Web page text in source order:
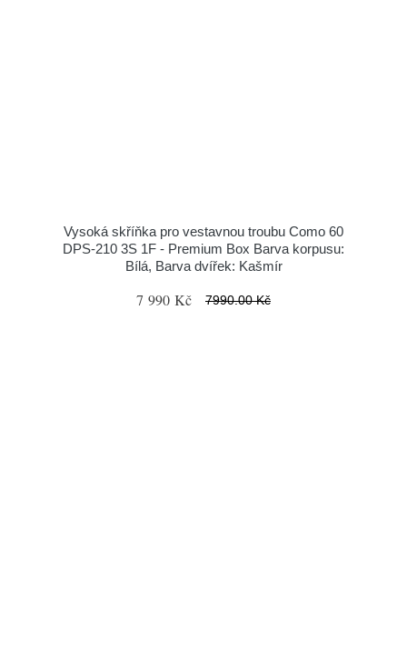
Vysoká skříňka pro vestavnou troubu Como 60
DPS-210 3S 1F - Premium Box Barva korpusu:
Bílá, Barva dvířek: Kašmír
7 990 Kč 7990.00 Kč